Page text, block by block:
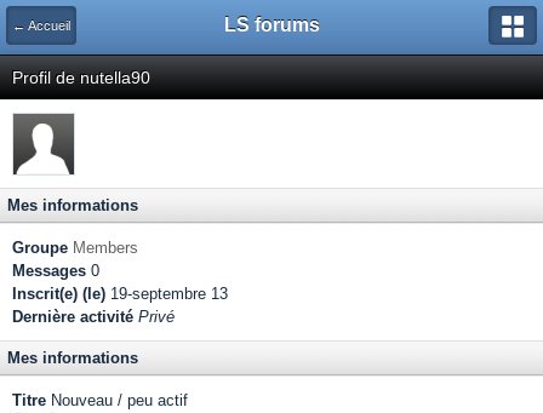
← Accueil LS forums
Profil de nutella90
Mes informations
Groupe Members
Messages 0
Inscrit(e) (le) 19-septembre 13
Dernière activité Privé
Mes informations
Titre Nouveau / peu actif